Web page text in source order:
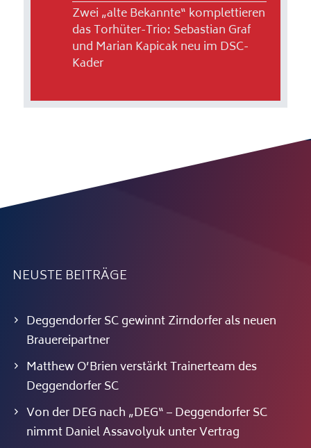
Zwei „alte Bekannte“ komplettieren
das Torhüter-Trio: Sebastian Graf
und Marian Kapicak neu im DSC-
Kader
NEUSTE BEITRÄGE
Deggendorfer SC gewinnt Zirndorfer als neuen
Brauereipartner
Matthew O’Brien verstärkt Trainerteam des
Deggendorfer SC
Von der DEG nach „DEG“ – Deggendorfer SC
nimmt Daniel Assavolyuk unter Vertrag